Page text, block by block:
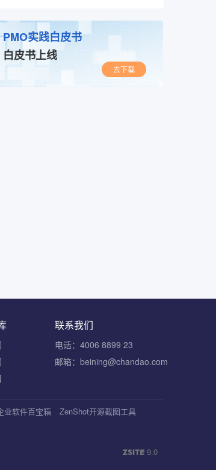
PMO实践白皮书
白皮书上线
去下载
联系我们
电话：4006 8899 23
邮箱：beining@chandao.com
业软件百宝箱
ZenShot开源截图工具
9.0